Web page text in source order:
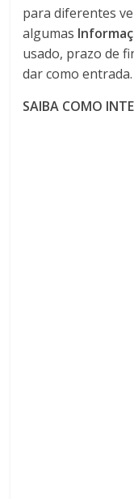
para diferentes
algumas
usado, prazo de
dar como entrada.
SAIBA COMO